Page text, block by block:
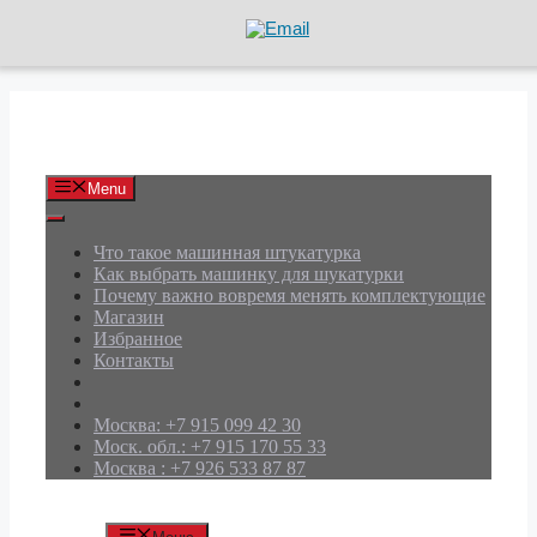
Menu
Что такое машинная штукатурка
Как выбрать машинку для шукатурки
Почему важно вовремя менять комплектующие
Магазин
Избранное
Контакты
Москва: +7 915 099 42 30
Моск. обл.: +7 915 170 55 33
Москва : +7 926 533 87 87